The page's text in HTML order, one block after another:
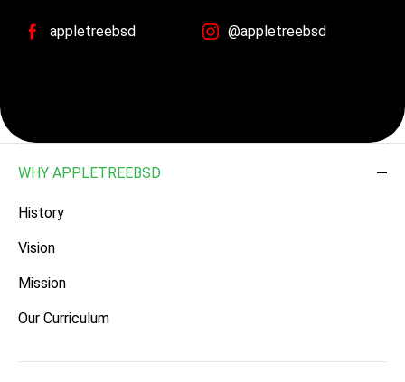
appletreebsd @appletreebsd
WHY APPLETREEBSD
History
Vision
Mission
Our Curriculum